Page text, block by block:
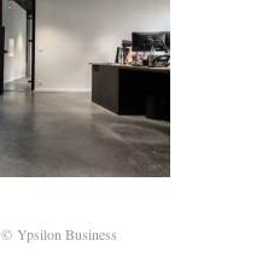
© Ypsilon Business